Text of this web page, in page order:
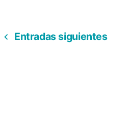
PARA
Entradas siguientes